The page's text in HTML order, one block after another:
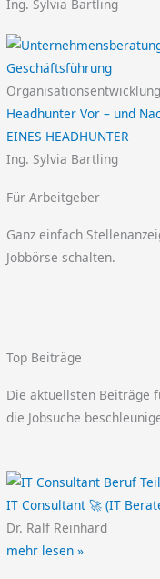
Ing. Sylvia Bartling
Headhunter Vor – und
EINES HEADHUNTER
Ing. Sylvia Bartling
Für Arbeitgeber
Ganz einfach
Jobbörse schalten.
Top Beiträge
Die aktuellsten Beiträge
die Jobsuche
IT Consultant 🚀 (IT
Dr. Ralf Reinhard
mehr lesen »